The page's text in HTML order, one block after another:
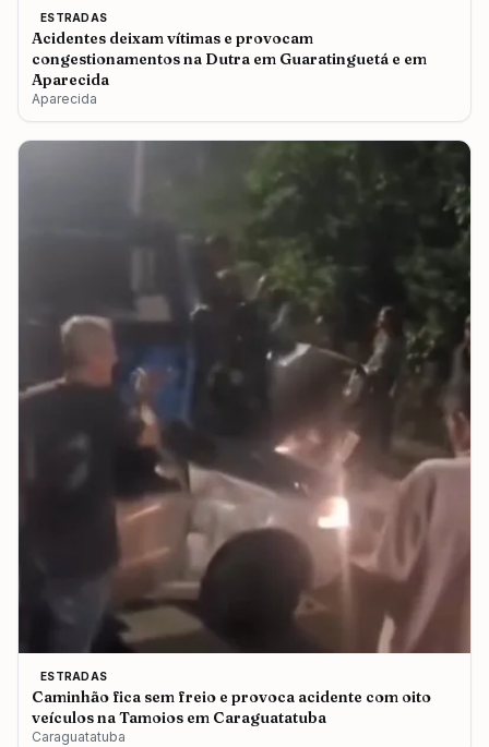
ESTRADAS
Acidentes deixam vítimas e provocam
congestionamentos na Dutra em Guaratinguetá e em
Aparecida
Aparecida
ESTRADAS
Caminhão fica sem freio e provoca acidente com oito
veículos na Tamoios em Caraguatatuba
Caraguatatuba